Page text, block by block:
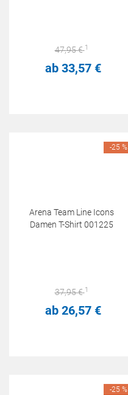
47,95€ 1
ab 33,57 €
Arena Team Line Icons
Damen T-Shirt 001225
37,95€ 1
ab 26,57 €
-25 %
-25 %